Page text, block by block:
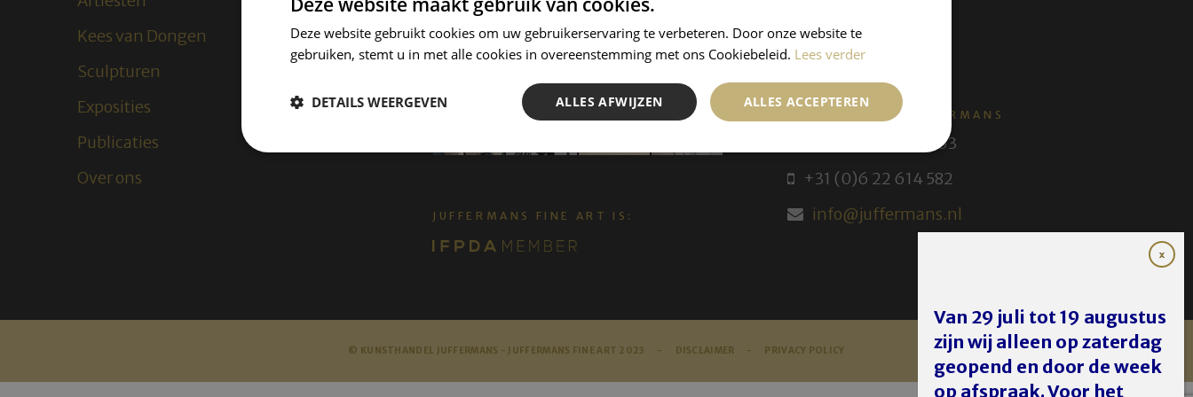
Kees van Dongen
Sculpturen
Exposities
Publicaties
Over ons
JUFFERMANS FINE ART IS:
KUNSTHANDEL JUFFERMANS
+31 (0) 30 231 14 63
+31 (0)6 22 614 582
info@juffermans.nl
© KUNSTHANDEL JUFFERMANS - JUFFERMANS FINE ART 2023 - DISCLAIMER - PRIVACY POLICY
Van 29 juli tot 19 augustus
zijn wij alleen op zaterdag
geopend en door de week
op afspraak. Voor het
Deze website gebruikt cookies om uw gebruikerservaring te verbeteren. Door onze website te
gebruiken, stemt u in met alle cookies in overeenstemming met ons Cookiebeleid. Lees verder
ALLES ACCEPTEREN
ALLES AFWIJZEN
DETAILS WEERGEVEN